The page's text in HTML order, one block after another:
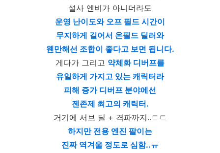
설사 엔비가 아니더라도
운영 난이도와 오프 필드 시간이
무지하게 길어서 온필드 딜러와
웬만해선 조합이 좋다고 보면 됩니다.
게다가 그리고 약체화 디버프를
유일하게 가지고 있는 캐릭터라
피해 증가 디버프 분야에선
젠존제 최고의 캐릭터.
거기에 서브 딜 + 격파까지..ㄷㄷ
하지만 전용 엔진 팔이는
진짜 역겨울 정도로 심함..ㅠ